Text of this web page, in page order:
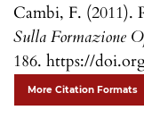
Cambi, F. (2011).
Sulla Formazione
186. https://
More Citation Formats